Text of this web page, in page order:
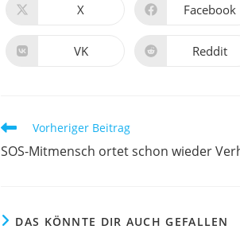
Öffnet
neuen
Fenster
X Öffnet
neuen
Fenster
Facebook
Öffnet
VK Öffnet
Reddit
Weitere
ansehen
Vorheriger Beitrag
SOS-Mitmensch ortet schon wieder
DAS KÖNNTE DIR AUCH GEFALLEN